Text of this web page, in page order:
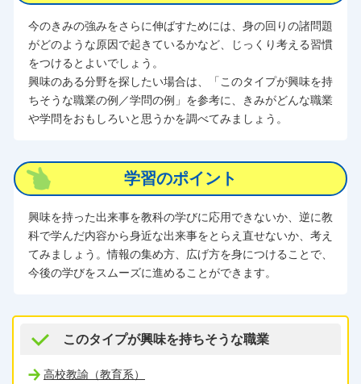
今のきみの強みをさらに伸ばすためには、身の回りの諸問題
がどのような原因で起きているかなど、じっくり考える習慣
をつけるとよいでしょう。
興味のある分野を探したい場合は、「このタイプが興味を持
ちそうな職業の例／学問の例」を参考に、きみがどんな職業
や学問をおもしろいと思うかを調べてみましょう。
学習のポイント
興味を持った出来事を教科の学びに応用できないか、逆に教
科で学んだ内容から身近な出来事をとらえ直せないか、考え
てみましょう。情報の集め方、広げ方を身につけることで、
今後の学びをスムーズに進めることができます。
このタイプが興味を持ちそうな職業
高校教諭（教育系）